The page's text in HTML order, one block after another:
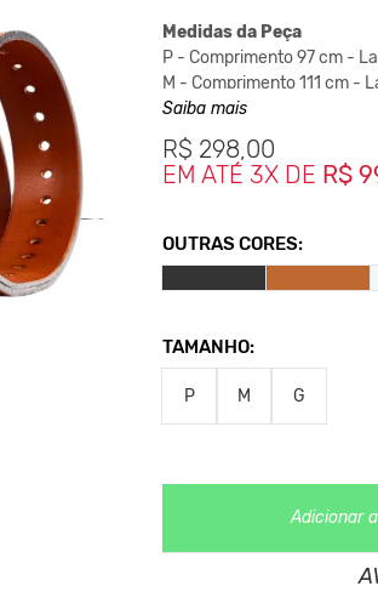
Medidas da Peça
P - Comprimento 97 cm -
M - Comprimento 111 cm -
G - Comprimento 123 cm -
*As medidas podem ter
monitor.
Nos Produtos da
origem animal. Além
Saiba mais
R$ 298,00
EM ATÉ 3X DE R$
OUTRAS CORES:
TAMANHO:
P M G
Adicionar